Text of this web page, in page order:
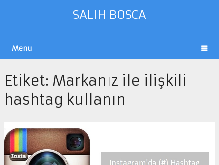
SALIH BOSCA
Menu
Etiket: Markanız ile ilişkili
hashtag kullanın